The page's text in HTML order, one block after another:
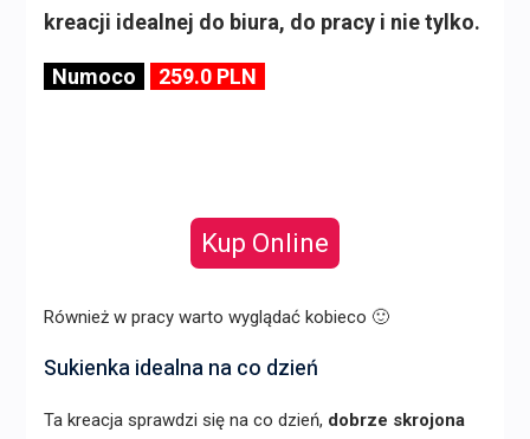
kreacji idealnej do biura, do pracy i nie tylko.
Numoco 259.0 PLN
Kup Online
Również w pracy warto wyglądać kobieco 🙂
Sukienka idealna na co dzień
Ta kreacja sprawdzi się na co dzień, dobrze skrojona